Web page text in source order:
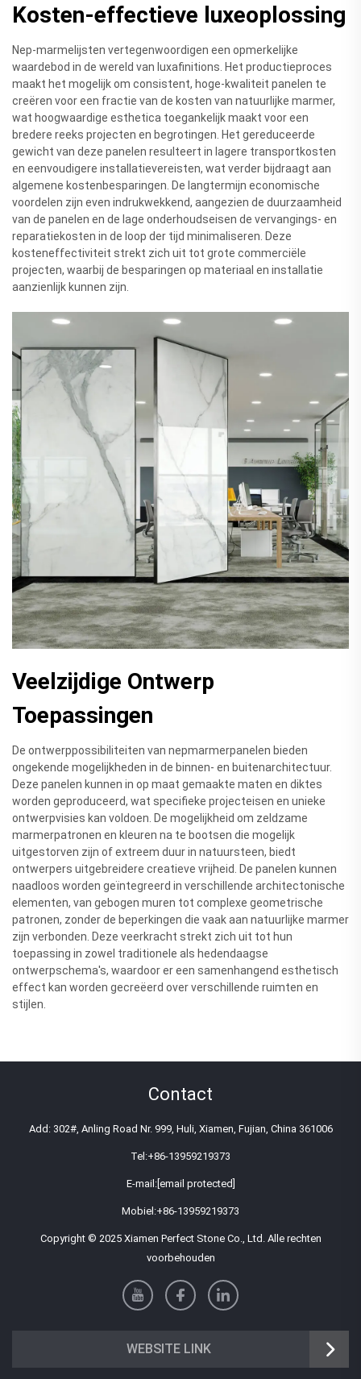
Kosten-effectieve luxeoplossing
Nep-marmelijsten vertegenwoordigen een opmerkelijke
waardebod in de wereld van luxafinitions. Het productieproces
maakt het mogelijk om consistent, hoge-kwaliteit panelen te
creëren voor een fractie van de kosten van natuurlijke marmer,
wat hoogwaardige esthetica toegankelijk maakt voor een
bredere reeks projecten en begrotingen. Het gereduceerde
gewicht van deze panelen resulteert in lagere transportkosten
en eenvoudigere installatievereisten, wat verder bijdraagt aan
algemene kostenbesparingen. De langtermijn economische
voordelen zijn even indrukwekkend, aangezien de duurzaamheid
van de panelen en de lage onderhoudseisen de vervangings- en
reparatiekosten in de loop der tijd minimaliseren. Deze
kosteneffectiviteit strekt zich uit tot grote commerciële
projecten, waarbij de besparingen op materiaal en installatie
aanzienlijk kunnen zijn.
Veelzijdige Ontwerp
Toepassingen
De ontwerppossibiliteiten van nepmarmerpanelen bieden
ongekende mogelijkheden in de binnen- en buitenarchitectuur.
Deze panelen kunnen in op maat gemaakte maten en diktes
worden geproduceerd, wat specifieke projecteisen en unieke
ontwerpvisies kan voldoen. De mogelijkheid om zeldzame
marmerpatronen en kleuren na te bootsen die mogelijk
uitgestorven zijn of extreem duur in natuursteen, biedt
ontwerpers uitgebreidere creatieve vrijheid. De panelen kunnen
naadloos worden geïntegreerd in verschillende architectonische
elementen, van gebogen muren tot complexe geometrische
patronen, zonder de beperkingen die vaak aan natuurlijke marmer
zijn verbonden. Deze veerkracht strekt zich uit tot hun
toepassing in zowel traditionele als hedendaagse
ontwerpschema's, waardoor er een samenhangend esthetisch
effect kan worden gecreëerd over verschillende ruimten en
stijlen.
Contact
Add: 302#, Anling Road Nr. 999, Huli, Xiamen, Fujian, China 361006
Tel:+86-13959219373
E-mail:[email protected]
Mobiel:+86-13959219373
Copyright © 2025 Xiamen Perfect Stone Co., Ltd. Alle rechten
voorbehouden
WEBSITE LINK